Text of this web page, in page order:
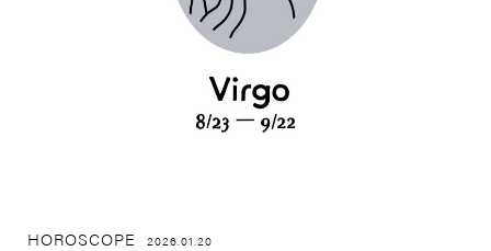
HOROSCOPE 2026.01.20